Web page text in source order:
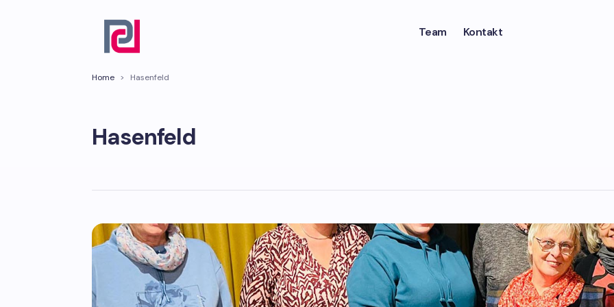
Team Kontakt
Home > Hasenfeld
Hasenfeld